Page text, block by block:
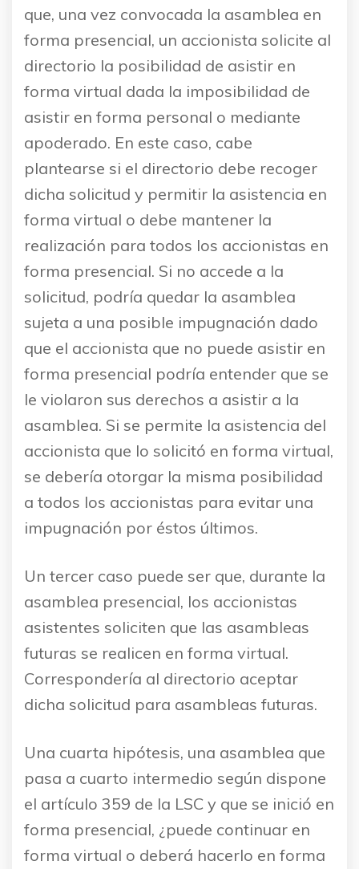
que, una vez convocada la asamblea en
forma presencial, un accionista solicite al
directorio la posibilidad de asistir en
forma virtual dada la imposibilidad de
asistir en forma personal o mediante
apoderado. En este caso, cabe
plantearse si el directorio debe recoger
dicha solicitud y permitir la asistencia en
forma virtual o debe mantener la
realización para todos los accionistas en
forma presencial. Si no accede a la
solicitud, podría quedar la asamblea
sujeta a una posible impugnación dado
que el accionista que no puede asistir en
forma presencial podría entender que se
le violaron sus derechos a asistir a la
asamblea. Si se permite la asistencia del
accionista que lo solicitó en forma virtual,
se debería otorgar la misma posibilidad
a todos los accionistas para evitar una
impugnación por éstos últimos.
Un tercer caso puede ser que, durante la
asamblea presencial, los accionistas
asistentes soliciten que las asambleas
futuras se realicen en forma virtual.
Correspondería al directorio aceptar
dicha solicitud para asambleas futuras.
Una cuarta hipótesis, una asamblea que
pasa a cuarto intermedio según dispone
el artículo 359 de la LSC y que se inició en
forma presencial, ¿puede continuar en
forma virtual o deberá hacerlo en forma